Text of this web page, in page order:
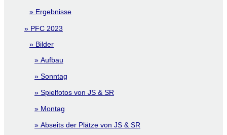
Ergebnisse
PFC 2023
Bilder
Aufbau
Sonntag
Spielfotos von JS & SR
Montag
Abseits der Plätze von JS & SR